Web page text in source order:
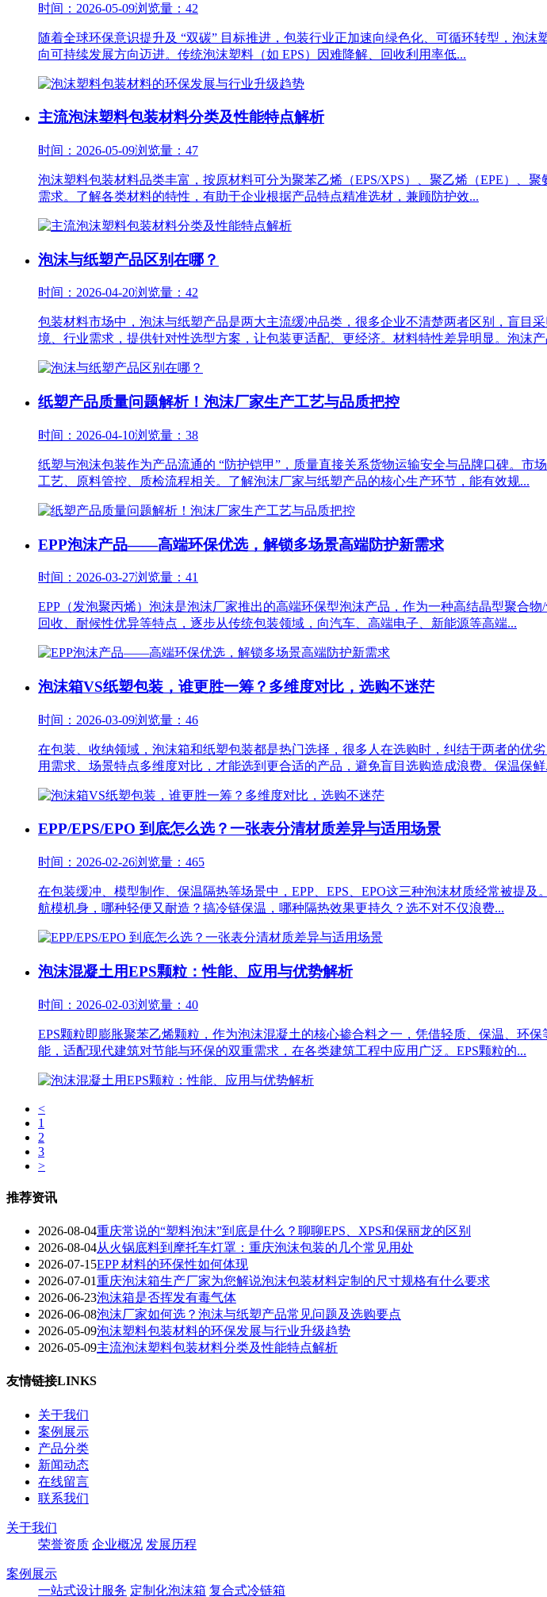
时间：2026-05-09浏览量：42
随着全球环保意识提升及 “双碳” 目标推进，包装行业正加速向绿色化、可循环转型，泡
向可持续发展方向迈进。传统泡沫塑料（如 EPS）因难降解、回收利用率低...
主流泡沫塑料包装材料分类及性能特点解析
时间：2026-05-09浏览量：47
泡沫塑料包装材料品类丰富，按原材料可分为聚苯乙烯（EPS/XPS）、聚乙烯（EPE）、
需求。了解各类材料的特性，有助于企业根据产品特点精准选材，兼顾防护效...
泡沫与纸塑产品区别在哪？
时间：2026-04-20浏览量：42
包装材料市场中，泡沫与纸塑产品是两大主流缓冲品类，很多企业不清楚两者区别，盲目
境、行业需求，提供针对性选型方案，让包装更适配、更经济。材料特性差异明显。泡沫产
纸塑产品质量问题解析！泡沫厂家生产工艺与品质把控
时间：2026-04-10浏览量：38
纸塑与泡沫包装作为产品流通的 “防护铠甲”，质量直接关系货物运输安全与品牌口碑。
工艺、原料管控、质检流程相关。了解泡沫厂家与纸塑产品的核心生产环节，能有效规...
EPP泡沫产品——高端环保优选，解锁多场景高端防护新需求
时间：2026-03-27浏览量：41
EPP（发泡聚丙烯）泡沫是泡沫厂家推出的高端环保型泡沫产品，作为一种高结晶型聚合
回收、耐候性优异等特点，逐步从传统包装领域，向汽车、高端电子、新能源等高端...
泡沫箱VS纸塑包装，谁更胜一筹？多维度对比，选购不迷茫
时间：2026-03-09浏览量：46
在包装、收纳领域，泡沫箱和纸塑包装都是热门选择，很多人在选购时，纠结于两者的优
用需求、场景特点多维度对比，才能选到更合适的产品，避免盲目选购造成浪费。保温保鲜
EPP/EPS/EPO 到底怎么选？一张表分清材质差异与适用场景
时间：2026-02-26浏览量：465
在包装缓冲、模型制作、保温隔热等场景中，EPP、EPS、EPO这三种泡沫材质经常被提
航模机身，哪种轻便又耐造？搞冷链保温，哪种隔热效果更持久？选不对不仅浪费...
泡沫混凝土用EPS颗粒：性能、应用与优势解析
时间：2026-02-03浏览量：40
EPS颗粒即膨胀聚苯乙烯颗粒，作为泡沫混凝土的核心掺合料之一，凭借轻质、保温、环
能，适配现代建筑对节能与环保的双重需求，在各类建筑工程中应用广泛。EPS颗粒的...
<
1
2
3
>
推荐资讯
2026-08-04重庆常说的“塑料泡沫”到底是什么？聊聊EPS、XPS和保丽龙的区别
2026-08-04从火锅底料到摩托车灯罩：重庆泡沫包装的几个常见用处
2026-07-15EPP 材料的环保性如何体现
2026-07-01重庆泡沫箱生产厂家为您解说泡沫包装材料定制的尺寸规格有什么要求
2026-06-23泡沫箱是否挥发有毒气体
2026-06-08泡沫厂家如何选？泡沫与纸塑产品常见问题及选购要点
2026-05-09泡沫塑料包装材料的环保发展与行业升级趋势
2026-05-09主流泡沫塑料包装材料分类及性能特点解析
友情链接LINKS
关于我们
案例展示
产品分类
新闻动态
在线留言
联系我们
关于我们
荣誉资质 企业概况 发展历程
案例展示
一站式设计服务 定制化泡沫箱 复合式冷链箱